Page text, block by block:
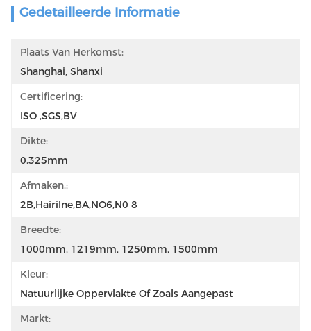
Gedetailleerde Informatie
Plaats Van Herkomst:
Shanghai, Shanxi
Certificering:
ISO ,SGS,BV
Dikte:
0.325mm
Afmaken.:
2B,Hairilne,BA,NO6,N0 8
Breedte:
1000mm, 1219mm, 1250mm, 1500mm
Kleur:
Natuurlijke Oppervlakte Of Zoals Aangepast
Markt: